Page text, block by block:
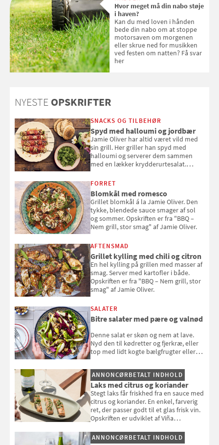
sig ud i solen
Hvor meget må din nabo støje
i haven?
Kan du med loven i hånden
bede din nabo om at stoppe
motorsaven om morgenen
eller skrue ned for musikken
ved festen om natten? Få svar
her
NYESTE OPSKRIFTER
SNACKS OG TILBEHØR
Spyd med halloumi og jordbær
Jamie Oliver har altid været vild med
sin grill. Her griller han spyd med
halloumi og serverer dem sammen
med en lækker krydderurtesalat.
smag" af Jamie Oliver.
FORRET
Blomkål med romesco
Grillet blomkål á la Jamie Oliver. Den
tykke, blendede sauce smager af sol
og sommer. Opskriften er fra "BBQ –
Nem grill, stor smag" af Jamie Oliver.
AFTENSMAD
Grillet kylling med chili og citron
En hel kylling på grillen med masser af
smag. Server med kartofler i både.
Opskriften er fra "BBQ – Nem grill, stor
smag" af Jamie Oliver.
SALATER
Bitre salater med pære og valnød
Denne salat er skøn og nem at lave.
Nyd den til kødretter og fjerkræ, eller
top med lidt kogte bælgfrugter eller
selvstændigt måltid. Opskriften er fra
Louisa Lorangs kogebog "Salat".
ANNONCØRBETALT INDHOLD
Laks med citrus og koriander
Stegt laks får friskhed fra en sauce med
citrus og koriander. En enkel, farverig
ret, der passer godt til et glas frisk vin.
Opskriften er udviklet af Viña
ANNONCØRBETALT INDHOLD